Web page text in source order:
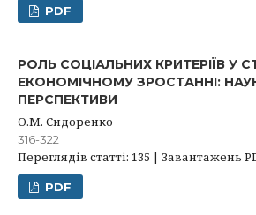
PDF
РОЛЬ СОЦІАЛЬНИХ КРИТЕРІЇВ У
ЕКОНОМІЧНОМУ ЗРОСТАННІ:
ПЕРСПЕКТИВИ
О.М. Сидоренко
316-322
Переглядів статті: 135 | Завантажень
PDF